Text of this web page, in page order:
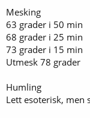
Mesking
63 grader i 50 min
68 grader i 25 min
73 grader i 15 min
Utmesk 78 grader
Humling
Lett esoterisk, men